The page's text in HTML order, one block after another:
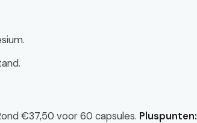
€37,50 voor 60 capsules. Pluspunten: